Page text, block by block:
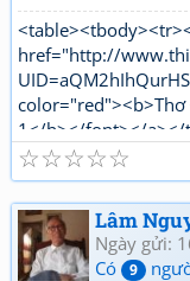
href="http://
1</b></font></
href="http://
Đặng Vô Thường
</tbody></table>
☆
☆
☆
☆
☆
Lâm
Ngày gửi:
Có
9